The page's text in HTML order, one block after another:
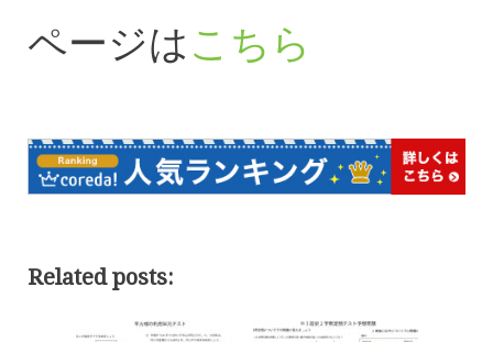
ページはこちら
Related posts: